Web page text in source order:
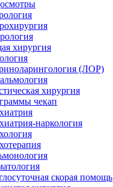
хирургия
(ЛОР)
хирургия
чекап
наркология
скорая помощь